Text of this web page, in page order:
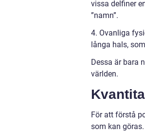
vissa delfiner
”namn”.
4. Ovanliga
långa hals,
Dessa är bara
världen.
För att förstå
som kan